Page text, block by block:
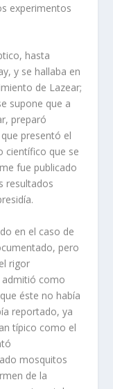
experimentos
hasta
y se hallaba en
de Lazear;
supone que a
preparó
presentó el
científico que se
fue publicado
resultados
en el caso de
pero
rigor
admitió como
éste no había
reportado, ya
típico como el
mosquitos
de la